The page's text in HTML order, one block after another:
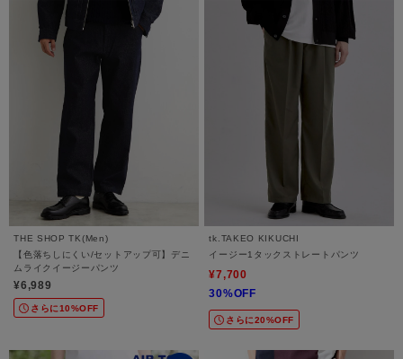
THE SHOP TK(Men)
【色落ちしにくい/セットアップ可】デニ
ムライクイージーパンツ
¥6,989
さらに10%OFF
tk.TAKEO KIKUCHI
イージー1タックストレートパンツ
¥7,700
30%OFF
さらに20%OFF